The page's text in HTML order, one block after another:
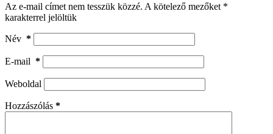
Az e-mail címet nem tesszük közzé. A kötelező mezőket *
karakterrel jelöltük
Név *
E-mail *
Weboldal
Hozzászólás *